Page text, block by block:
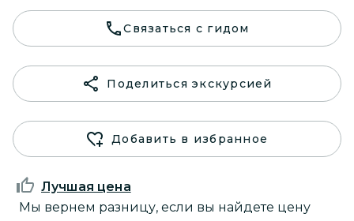
Связаться с гидом
Поделиться экскурсией
Добавить в избранное
Лучшая цена
Мы вернем разницу, если вы найдете цену